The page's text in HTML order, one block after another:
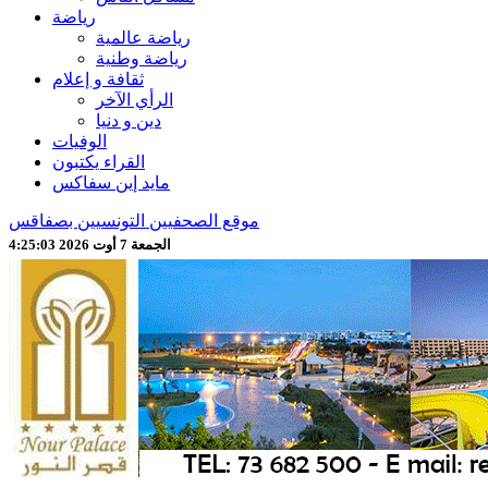
رياضة
رياضة عالمية
رياضة وطنية
ثقافة و إعلام
الرأي الآخر
دين و دنيا
الوفيات
القراء يكتبون
مايد إين سفاكس
موقع الصحفيين التونسيين بصفاقس
الجمعة 7 أوت 2026 4:25:04